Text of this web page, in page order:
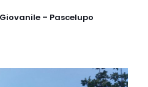
– Pascelupo